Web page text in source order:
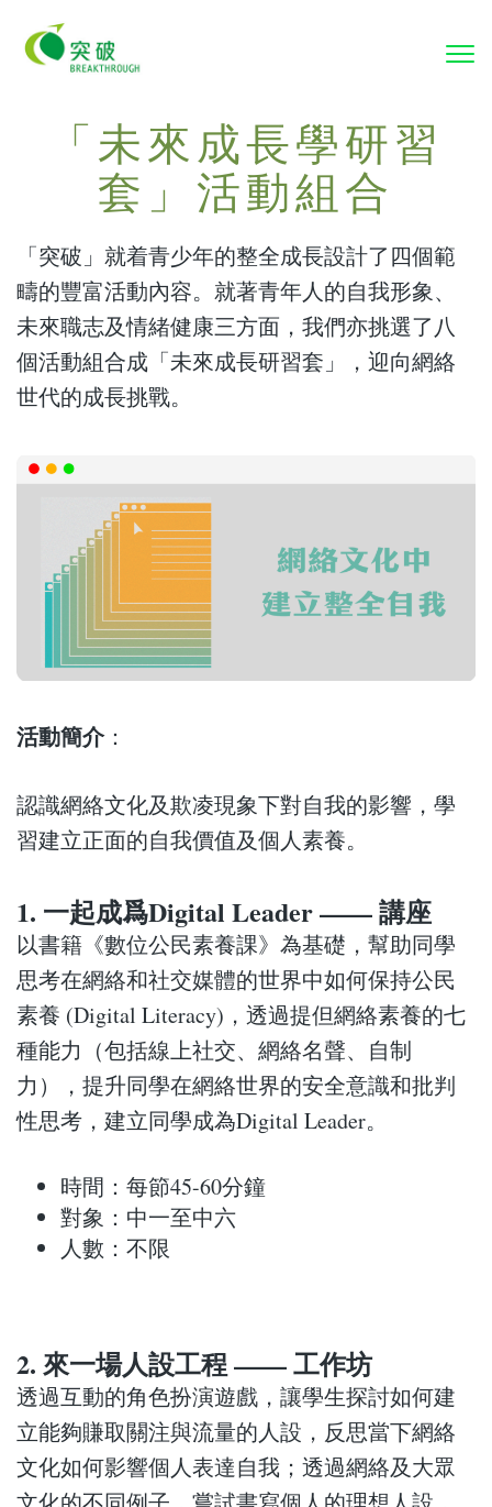
「未來成長學研習
套」活動組合
「突破」就着青少年的整全成長設計了四個範
疇的豐富活動內容。就著青年人的自我形象、
未來職志及情緒健康三方面，我們亦挑選了八
個活動組合成「未來成長研習套」，迎向網絡
世代的成長挑戰。
活動簡介：
認識網絡文化及欺凌現象下對自我的影響，學
習建立正面的自我價值及個人素養。
1. 一起成爲Digital Leader —— 講座
以書籍《數位公民素養課》為基礎，幫助同學
思考在網絡和社交媒體的世界中如何保持公民
素養 (Digital Literacy)，透過提但網絡素養的七
種能力（包括線上社交、網絡名聲、自制
力），提升同學在網絡世界的安全意識和批判
性思考，建立同學成為Digital Leader。
時間：每節45-60分鐘
對象：中一至中六
人數：不限
2. 來一場人設工程 —— 工作坊
透過互動的角色扮演遊戲，讓學生探討如何建
立能夠賺取關注與流量的人設，反思當下網絡
文化如何影響個人表達自我；透過網絡及大眾